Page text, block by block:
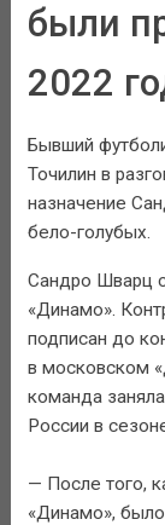
были
2022
Бывший
Точилин в
назначение
бело-голубых.
Сандро Шварц
«Динамо».
подписан до
в московском
команда
России в
— После того,
«Динамо»,